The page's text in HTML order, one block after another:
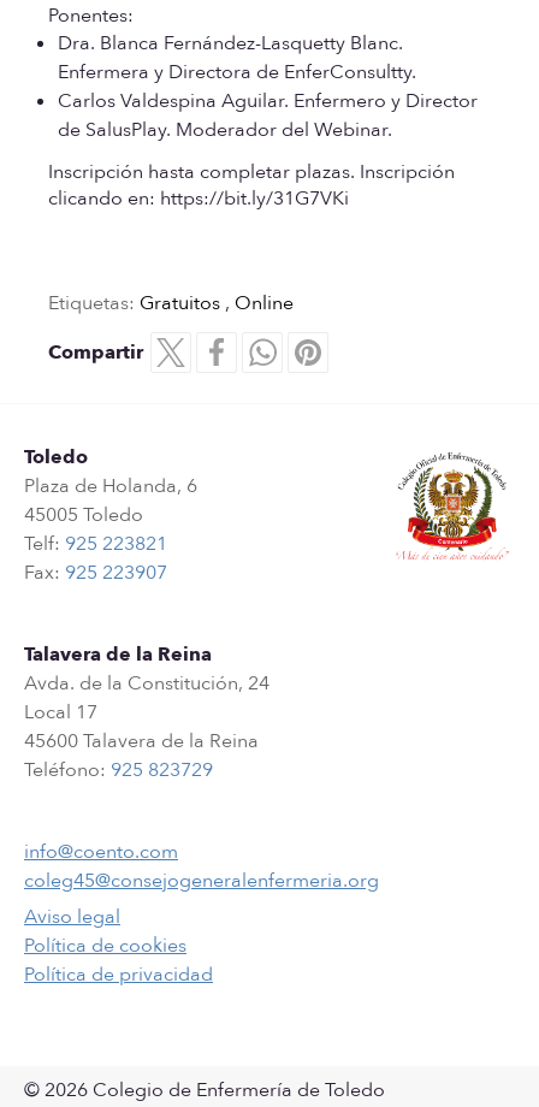
Ponentes:
Dra. Blanca Fernández-Lasquetty Blanc.
Enfermera y Directora de EnferConsultty.
Carlos Valdespina Aguilar. Enfermero y Director
de SalusPlay. Moderador del Webinar.
Inscripción hasta completar plazas. Inscripción
clicando en: https://bit.ly/31G7VKi
Etiquetas: Gratuitos , Online
Compartir
Toledo
Plaza de Holanda, 6
45005 Toledo
Telf: 925 223821
Fax: 925 223907
Talavera de la Reina
Avda. de la Constitución, 24
Local 17
45600 Talavera de la Reina
Teléfono: 925 823729
info@coento.com
coleg45@consejogeneralenfermeria.org
Aviso legal
Política de cookies
Política de privacidad
© 2026 Colegio de Enfermería de Toledo